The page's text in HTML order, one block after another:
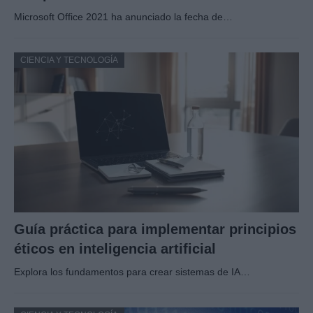
Microsoft Office 2021 ha anunciado la fecha de…
CIENCIA Y TECNOLOGÍA
Guía práctica para implementar principios
éticos en inteligencia artificial
Explora los fundamentos para crear sistemas de IA…